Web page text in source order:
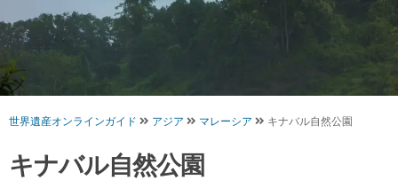
世界遺産オンラインガイド アジア マレーシア キナバル自然公園
キナバル自然公園